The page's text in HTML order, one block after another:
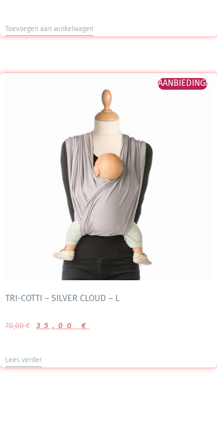
Toevoegen aan winkelwagen
AANBIEDING!
TRI-COTTI – SILVER CLOUD – L
70,00€ 35,00 €
Lees verder